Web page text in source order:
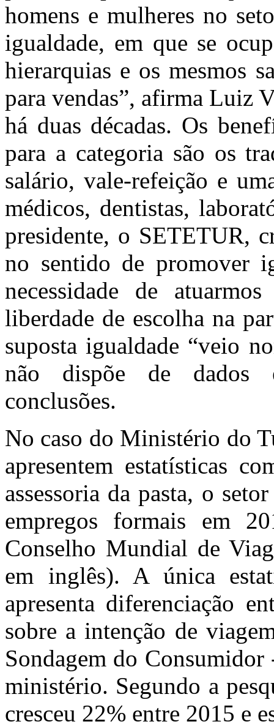
homens e mulheres no
igualdade, em que se
hierarquias e os mesmos
para vendas”, afirma Luiz
há duas décadas. Os
para a categoria são os
salário, vale-refeição e
médicos, dentistas,
presidente, o SETETUR,
no sentido de promover
necessidade de
liberdade de escolha na
suposta igualdade “veio
não dispõe de dados
conclusões.
No caso do Ministério do
apresentem estatísticas
assessoria da pasta, o
empregos formais em
Conselho Mundial de
em inglês). A única
apresenta diferenciação
sobre a intenção de
Sondagem do
ministério. Segundo a
cresceu 22% entre 2015 e